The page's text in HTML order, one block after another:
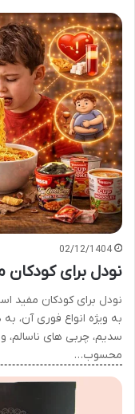
02/12/1404
نودل برای
نودل برای کودکان مفید
به ویژه انواع فوری آن،
سدیم، چربی های ناسالم،
محسوب…